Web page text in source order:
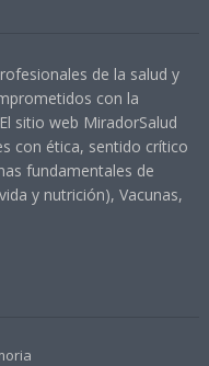
de la salud y
con la
sitio web MiradorSalud
con ética, sentido crítico
fundamentales de
y nutrición), Vacunas,